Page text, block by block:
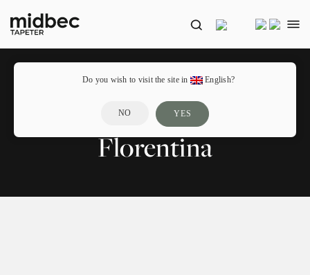
Florentina
Do you wish to visit the site in English?
NO YES